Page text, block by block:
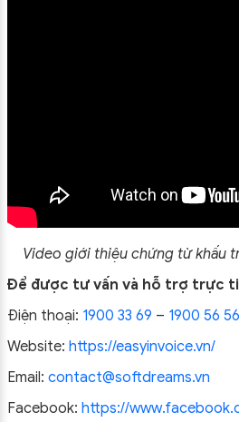
Video giới thiệu chứng từ khấu
Để được tư vấn và hỗ trợ trực
Điện thoại: 1900 33 69 – 1900 56
Website: https://easyinvoice.vn/
Email: contact@softdreams.vn
Facebook: https://